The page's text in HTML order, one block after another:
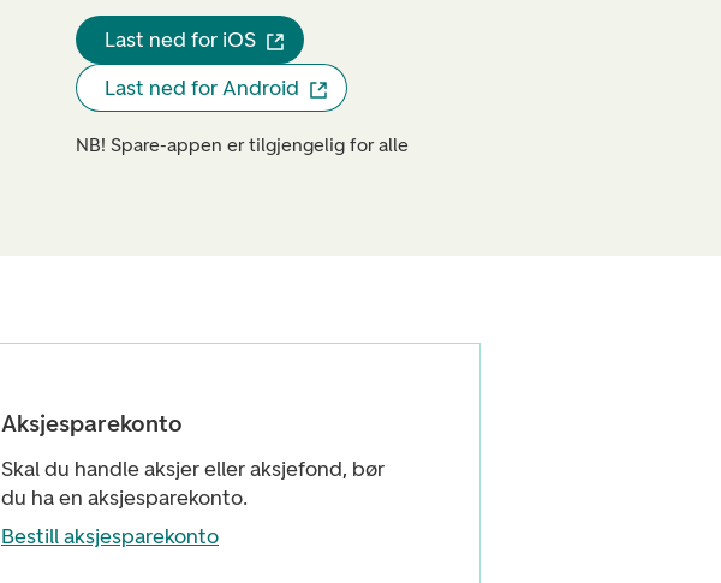
Last ned for iOS
Last ned for Android
NB! Spare-appen er tilgjengelig for alle
Aksjesparekonto
Skal du handle aksjer eller aksjefond, bør
du ha en aksjesparekonto.
Bestill aksjesparekonto